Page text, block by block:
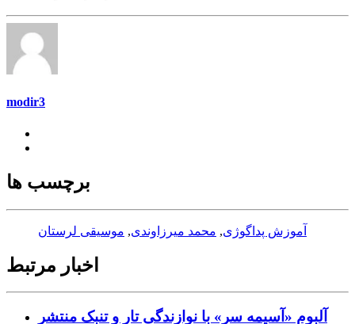
modir3
برچسب ها
آموزش پداگوژی, محمد میرزاوندی, موسیقی لرستان
اخبار مرتبط
آلبوم «آسیمه سر» با نوازندگی تار و تنبک منتشر